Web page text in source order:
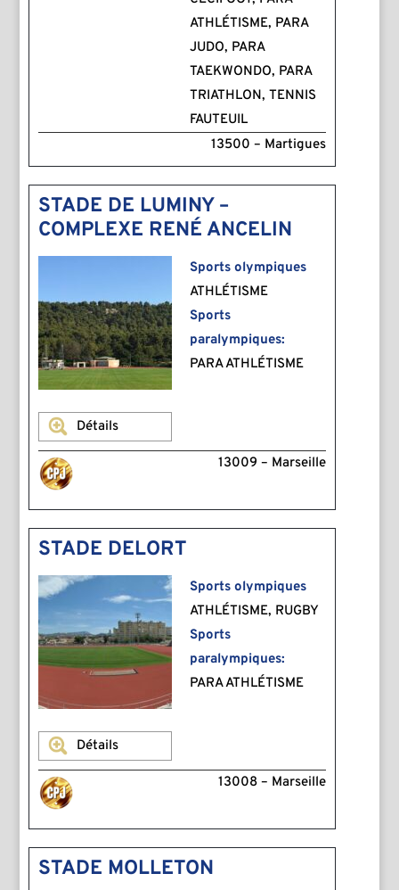
ATHLÉTISME, PARA
JUDO, PARA
TAEKWONDO, PARA
TRIATHLON, TENNIS
FAUTEUIL
13500 – Martigues
STADE DE LUMINY –
COMPLEXE RENÉ ANCELIN
Détails
Sports olympiques
ATHLÉTISME
Sports
paralympiques:
PARA ATHLÉTISME
13009 – Marseille
STADE DELORT
Détails
Sports olympiques
ATHLÉTISME, RUGBY
Sports
paralympiques:
PARA ATHLÉTISME
13008 – Marseille
STADE MOLLETON